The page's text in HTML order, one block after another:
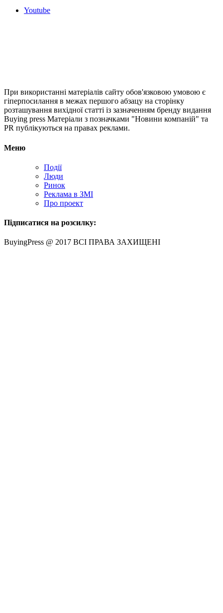
Youtube
При використанні матеріалів сайту обов'язковою умовою є
гіперпосилання в межах першого абзацу на сторінку
розташування вихідної статті із зазначенням бренду видання
Buying press Матеріали з позначками "Новини компаній" та
PR публікуються на правах реклами.
Меню
Події
Люди
Ринок
Реклама в ЗМІ
Про проект
Підписатися на розсилку:
BuyingPress @ 2017 ВСІ ПРАВА ЗАХИЩЕНІ